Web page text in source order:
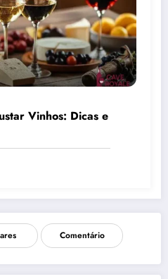
Vinhos: Dicas e
Comentário